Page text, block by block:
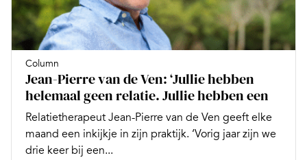
Column
Jean-Pierre van de Ven: ‘Jullie hebben
helemaal geen relatie. Jullie hebben een
Relatietherapeut Jean-Pierre van de Ven geeft elke
maand een inkijkje in zijn praktijk. ‘Vorig jaar zijn we
drie keer bij een...